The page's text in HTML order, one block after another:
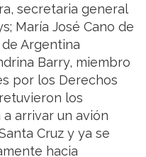
secretaria general
María José Cano de
Argentina
Barry, miembro
por los Derechos
los
arrivar un avión
Cruz y ya se
hacia